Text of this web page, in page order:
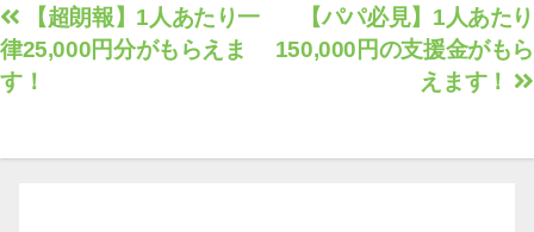
投
稿
ナ
ゲ
【パパ必見】1人あたり
150,000円の支援金がもら
えます！
【超朗報】1人あたり一
律25,000円分がもらえま
す！